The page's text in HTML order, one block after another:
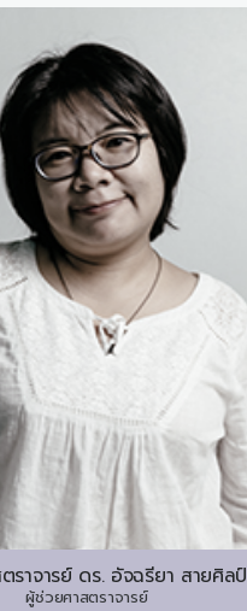
ราจารย์ ดร. อัจฉรียา สายศิลป์
ผู้ช่วยศาสตราจารย์